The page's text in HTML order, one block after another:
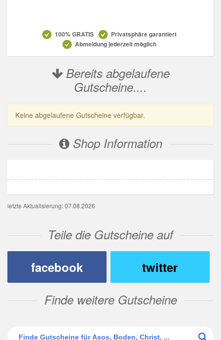
100% GRATIS
Privatsphäre garantiert
Abmeldung jederzeit möglich
Bereits abgelaufene
Gutscheine....
Keine abgelaufene Gutscheine verfügbar.
Shop Information
letzte Aktualisierung: 07.08.2026
Teile die Gutscheine auf
facebook
twitter
Finde weitere Gutscheine